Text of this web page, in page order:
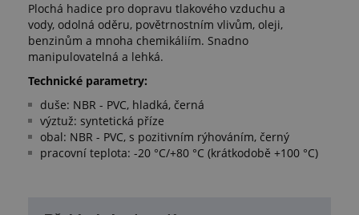
Plochá hadice pro dopravu tlakového vzduchu a
vody, odolná oděru, povětrnostním vlivům, oleji,
benzinům a mnoha chemikáliím. Snadno
manipulovatelná a lehká.
Technické parametry:
duše: NBR - PVC, hladká, černá
výztuž: syntetická příze
obal: NBR - PVC, s pozitivním rýhováním, černý
pracovní teplota: -20 °C/+80 °C (krátkodobě +100 °C)